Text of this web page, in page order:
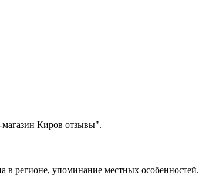
Киров отзывы".
в регионе, упоминание местных особенностей.